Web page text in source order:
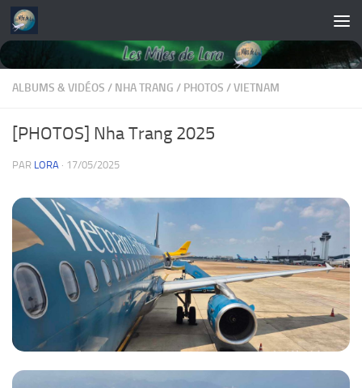
Skip to content
ALBUMS & VIDÉOS / NHA TRANG / PHOTOS /VIETNAM
[PHOTOS] Nha Trang 2025
PAR LORA · 17/05/2025